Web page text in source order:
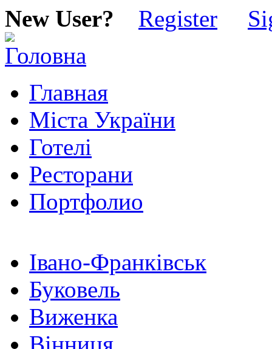
New User? Register
Главная
Міста України
Готелі
Ресторани
Портфолио
Івано-Франківськ
Буковель
Виженка